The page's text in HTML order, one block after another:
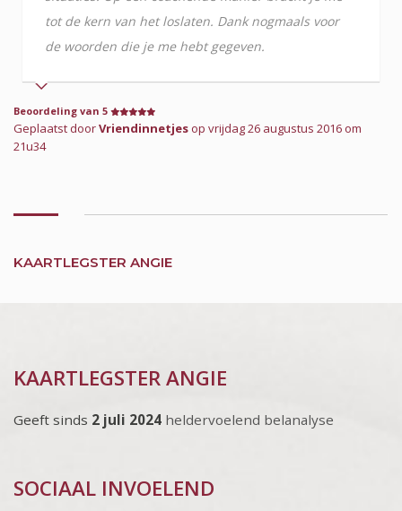
tot de kern van het loslaten. Dank nogmaals voor
de woorden die je me hebt gegeven.
Beoordeling van 5
Geplaatst doorVriendinnetjesop vrijdag 26 augustus 2016 om
21u34
KAARTLEGSTER ANGIE
KAARTLEGSTER ANGIE
Geeft sinds 2 juli 2024 heldervoelend belanalyse
SOCIAAL INVOELEND